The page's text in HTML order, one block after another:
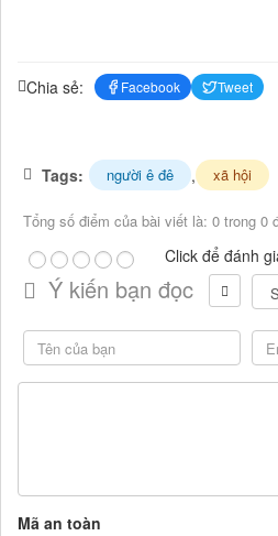
Chia sẻ: Facebook Tweet
Tags: người ê đê , xã hội
Tổng số điểm của bài viết là: 0 trong 0
Click để đánh
Ý kiến bạn đọc
Mã an toàn